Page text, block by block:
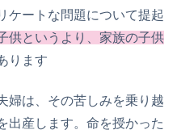
ケートな問題について提起
供というより、家族の子供
ります
婦は、その苦しみを乗り越
出産します。命を授かった